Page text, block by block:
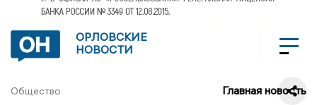
ОРЛОВСКИЕ
НОВОСТИ
Общество Главная новость